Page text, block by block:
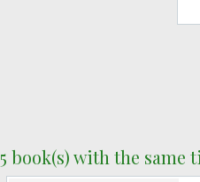
5 book(s) with the same